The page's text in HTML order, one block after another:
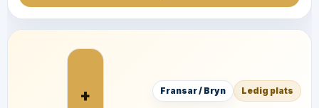
+ Fransar / Bryn Ledig plats